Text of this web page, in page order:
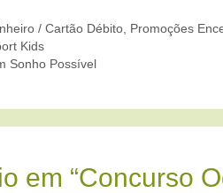
/ Cartão Débito Promoções
Kids
Sonho Possível
em “Concurso